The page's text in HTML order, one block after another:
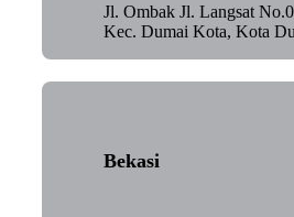
Jl. Ombak Jl. Langsat
Kec. Dumai Kota, Kota
Bekasi